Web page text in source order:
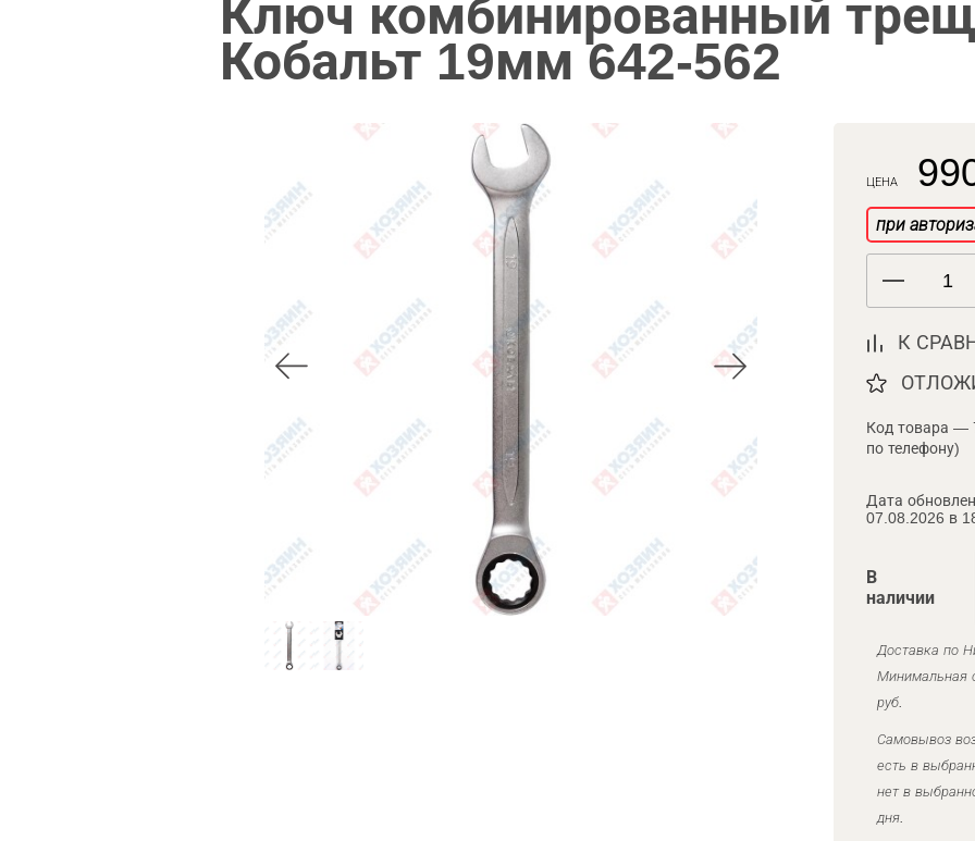
Ключ комбинированный
Кобальт 19мм 642-562
ЦЕНА
при
К
Код товара —
по телефону)
Дата
07.08.2026 в
В
наличии
Доставка по
Минимальная
руб.
Самовывоз
есть в
нет в
дня.